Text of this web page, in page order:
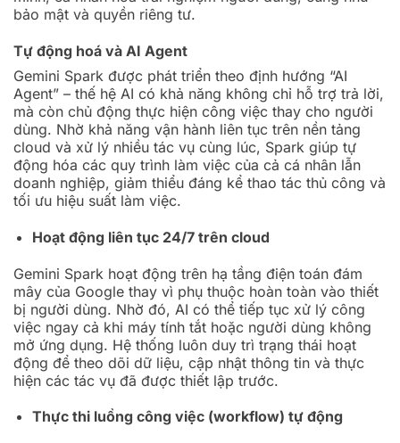
bảo mật và quyền riêng tư.
Tự động hoá và AI Agent
Gemini Spark được phát triển theo định hướng “AI
Agent” – thế hệ AI có khả năng không chỉ hỗ trợ trả lời,
mà còn chủ động thực hiện công việc thay cho người
dùng. Nhờ khả năng vận hành liên tục trên nền tảng
cloud và xử lý nhiều tác vụ cùng lúc, Spark giúp tự
động hóa các quy trình làm việc của cả cá nhân lẫn
doanh nghiệp, giảm thiểu đáng kể thao tác thủ công và
tối ưu hiệu suất làm việc.
Hoạt động liên tục 24/7 trên cloud
Gemini Spark hoạt động trên hạ tầng điện toán đám
mây của Google thay vì phụ thuộc hoàn toàn vào thiết
bị người dùng. Nhờ đó, AI có thể tiếp tục xử lý công
việc ngay cả khi máy tính tắt hoặc người dùng không
mở ứng dụng. Hệ thống luôn duy trì trạng thái hoạt
động để theo dõi dữ liệu, cập nhật thông tin và thực
hiện các tác vụ đã được thiết lập trước.
Thực thi luồng công việc (workflow) tự động